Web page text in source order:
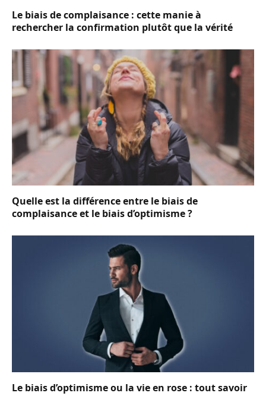
Le biais de complaisance : cette manie à
rechercher la confirmation plutôt que la vérité
Quelle est la différence entre le biais de
complaisance et le biais d’optimisme ?
Le biais d’optimisme ou la vie en rose : tout savoir